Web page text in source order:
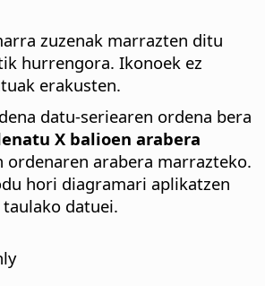
zuzenak marrazten ditu
hurrengora. Ikonoek ez
erakusten.
datu-seriearen ordena bera
X balioen arabera
ordenaren arabera marrazteko.
hori diagramari aplikatzen
datuei.